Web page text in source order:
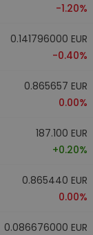
-1.20%
0.141796000 EUR
-0.40%
0.865657 EUR
0.00%
187.100 EUR
+0.20%
0.865440 EUR
0.00%
0.086676000 EUR